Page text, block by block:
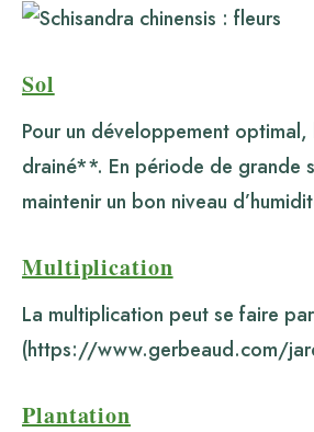
Sol
Pour un développement optimal,
drainé**. En période de grande
maintenir un bon niveau
Multiplication
La multiplication peut se faire
(https://www.gerbeaud.com/
Plantation